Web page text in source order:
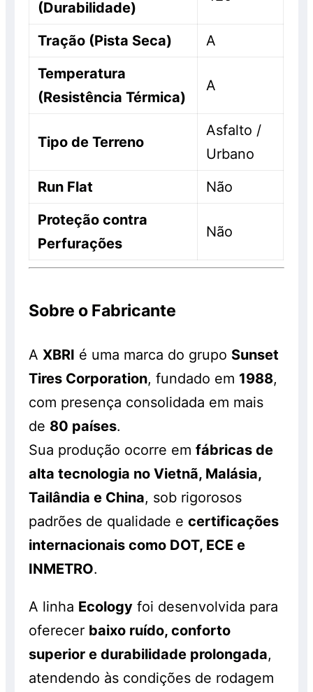
(Durabilidade)
Tração (Pista Seca)
A
Temperatura
(Resistência Térmica)
A
Tipo de Terreno
Asfalto /
Urbano
Run Flat
Não
Proteção contra
Perfurações
Não
Sobre o Fabricante
AXBRI é uma marca do grupo Sunset
Tires Corporation, fundado em 1988,
com presença consolidada em mais
de 80 países.
Sua produção ocorre emfábricas de
alta tecnologia no Vietnã, Malásia,
Tailândia e China, sob rigorosos
padrões de qualidade ecertificações
internacionais como DOT, ECE e
INMETRO.
A linha Ecology foi desenvolvida para
oferecer baixo ruído, conforto
superior e durabilidade prolongada,
atendendo às condições de rodagem